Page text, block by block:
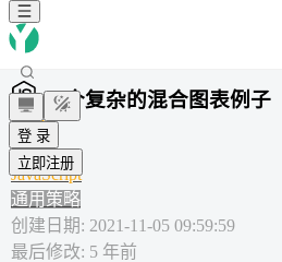
登 录
立即注册
一个复杂的混合图表例子
图表
工具
JavaScript
通用策略
创建日期: 2021-11-05 09:59:59
最后修改: 5 年前